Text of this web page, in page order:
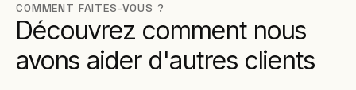
COMMENT FAITES-VOUS ?
Découvrez comment nous
avons aider d'autres clients